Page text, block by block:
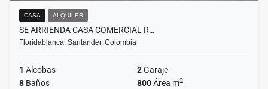
CASA ALQUILER
SE ARRIENDA CASA COMERCIAL R…
Floridablanca, Santander, Colombia
1 Alcobas 2Garaje
8 Baños 800Área m2